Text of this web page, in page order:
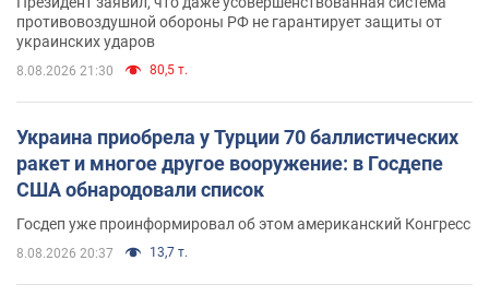
противовоздушной обороны РФ не гарантирует защиты от
украинских ударов
8.08.2026 21:30 80,5 т.
Украина приобрела у Турции 70 баллистических
ракет и многое другое вооружение: в Госдепе
США обнародовали список
Госдеп уже проинформировал об этом американский Конгресс
8.08.2026 20:37 13,7 т.